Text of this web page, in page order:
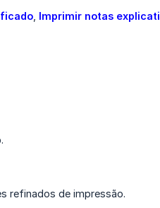
Imprimir notas
refinados de impressão.